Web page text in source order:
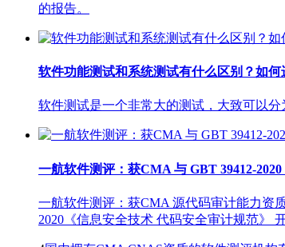
的报告。
软件功能测试和系统测试有什么区别？如何
软件测试是一个非常大的测试，大致可以
一航软件测评：获CMA 与 GBT 39412-
一航软件测评：获CMA 源代码审计能力资
2020《信息安全技术 代码安全审计规范》